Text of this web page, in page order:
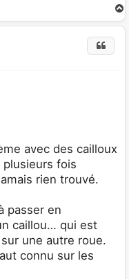
avec des cailloux
plusieurs fois
rien trouvé.
passer en
caillou… qui est
une autre roue.
connu sur les